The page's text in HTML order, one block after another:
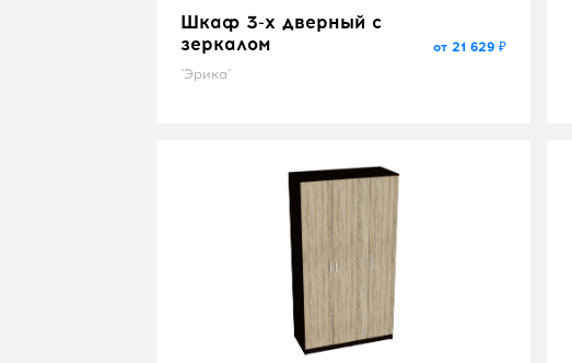
Шкаф 3-х дверный с
зеркалом
"Эрика"
от 21 629 ₽